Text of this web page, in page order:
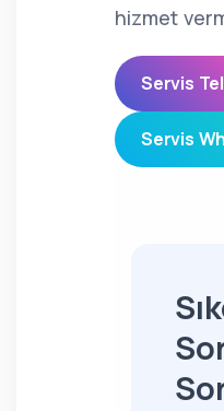
hizmet
Servis
Servis